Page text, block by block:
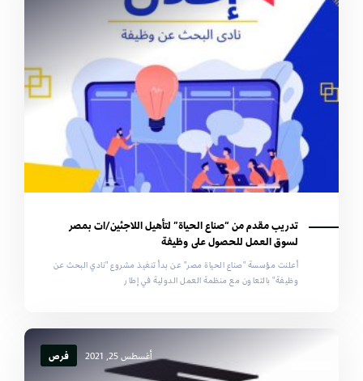
تدريب مقدم من “صناع الحياة” لتأهيل اللاجئين/ات بمصر
لسوق العمل للحصول على وظيفة
أعلنت مؤسسة "صناع الحياة مصر" عن بدأ تنفيذ مشروع "نادي البحث عن
وظيفة" بالتعاون مع منظمة العمل الدولية في إطار
أغسطس 25, 2021 فرص